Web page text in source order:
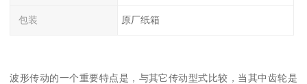
包装 原厂纸箱
波形传动的一个重要特点是，与其它传动型式比较，当其中齿轮是